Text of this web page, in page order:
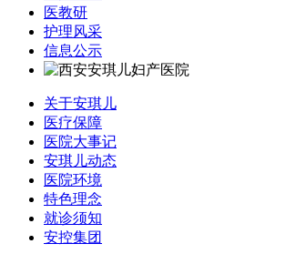
医教研
护理风采
信息公示
关于安琪儿
医疗保障
医院大事记
安琪儿动态
医院环境
特色理念
就诊须知
安控集团